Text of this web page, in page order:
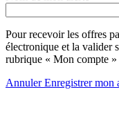
Pour recevoir les offres
électronique et la valider
rubrique « Mon compte »
AnnulerEnregistrer mon